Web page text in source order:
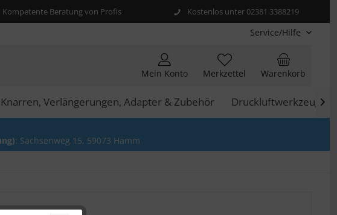
Kompetente Beratung von Profis Kostenlos unter 02381 3388219
Service/Hilfe
Warenkorb
Merkzettel
Mein Konto
Knarren, Verlängerungen, Adapter & Zubehör Druckluftwerkzeuge

: Sachsenweg 15, 59073 Hamm